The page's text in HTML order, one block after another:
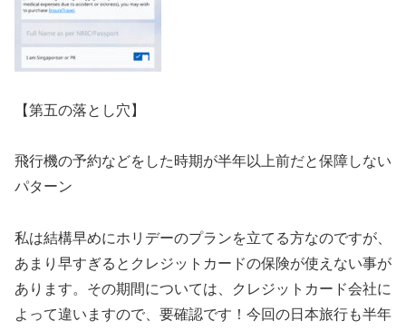
【第五の落とし穴】
飛行機の予約などをした時期が半年以上前だと保障しない
パターン
私は結構早めにホリデーのプランを立てる方なのですが、
あまり早すぎるとクレジットカードの保険が使えない事が
あります。その期間については、クレジットカード会社に
よって違いますので、要確認です！今回の日本旅行も半年